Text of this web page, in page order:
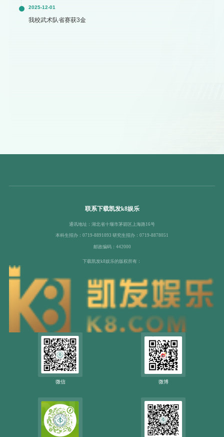
2025-12-01
我校武术队省赛获3金
联系下载凯发k8娱乐
通讯地址：湖北省十堰市茅箭区上海路16号
本科生招办：0719-8891093 研究生招办：0719-8878051
邮政编码：442000
下载凯发k8娱乐的版权所有：
微信 微博